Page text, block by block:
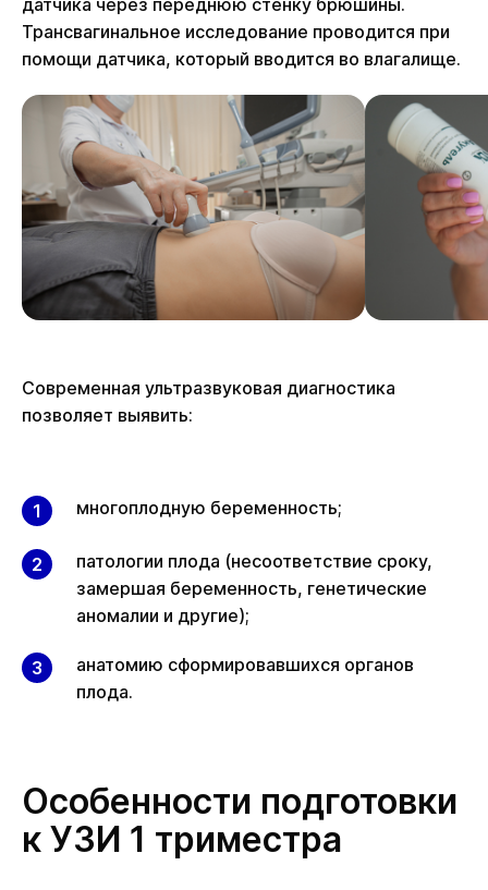
датчика через переднюю стенку брюшины.
Трансвагинальное исследование проводится при
помощи датчика, который вводится во влагалище.
Современная ультразвуковая диагностика
позволяет выявить:
многоплодную беременность;
патологии плода (несоответствие сроку,
замершая беременность, генетические
аномалии и другие);
анатомию сформировавшихся органов
плода.
Особенности подготовки
к УЗИ 1 триместра